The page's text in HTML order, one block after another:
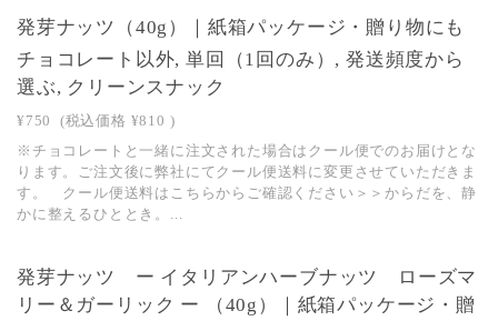
発芽ナッツ（40g）｜紙箱パッケージ・贈り物にも
チョコレート以外, 単回（1回のみ）, 発送頻度から
選ぶ, クリーンスナック
¥750 (税込価格 ¥810 )
※チョコレートと一緒に注文された場合はクール便でのお届けとな
ります。ご注文後に弊社にてクール便送料に変更させていただきま
す。 クール便送料はこちらからご確認ください＞＞からだを、静
かに整えるひととき。...
発芽ナッツ ー イタリアンハーブナッツ ローズマ
リー＆ガーリック ー （40g）｜紙箱パッケージ・贈